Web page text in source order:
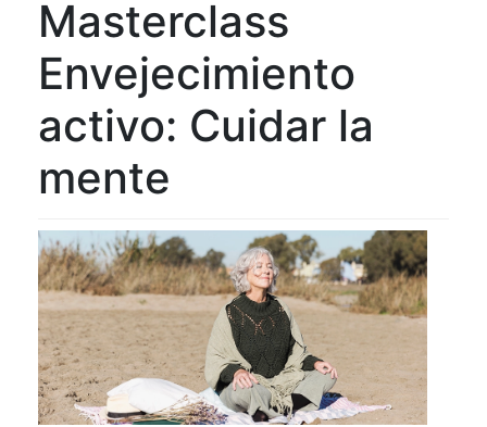
Masterclass
Envejecimiento
activo: Cuidar la
mente